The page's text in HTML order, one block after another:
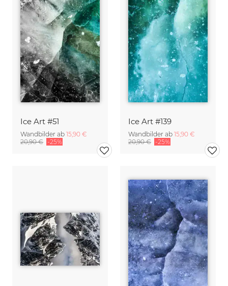
Ice Art #51
Wandbilder ab 15,90 €
20,90 € -25%
Ice Art #139
Wandbilder ab 15,90 €
20,90 € -25%